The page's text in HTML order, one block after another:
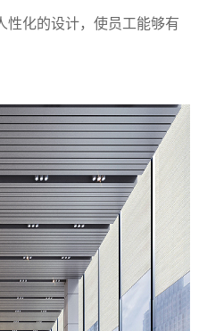
性化的设计，使员工能够有